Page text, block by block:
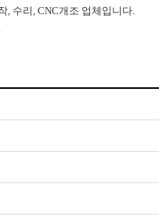
, 수리, CNC개조 업체입니다.